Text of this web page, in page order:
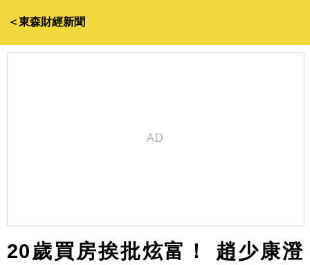
＜東森財經新聞
20歲買房挨批炫富！ 趙少康澄